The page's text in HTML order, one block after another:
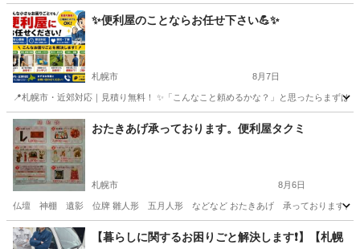
北海道 札幌市 篠路駅 便利屋
✨️便利屋のことならお任せ下さい💪✨️
札幌市 8月7日
📍札幌市・近郊対応｜見積り無料！ ✨「こんなこと頼めるかな？」と思ったら
北海道 札幌市 便利屋
おたきあげ承っております。便利屋タクミ
札幌市 8月6日
仏壇 神棚 遺影 位牌 雛人形 五月人形 などなど おたきあげ 承っております。 受
北海道 札幌市 便利屋 雛人形
【暮らしに関するお困りごと解決します❗️】【札幌